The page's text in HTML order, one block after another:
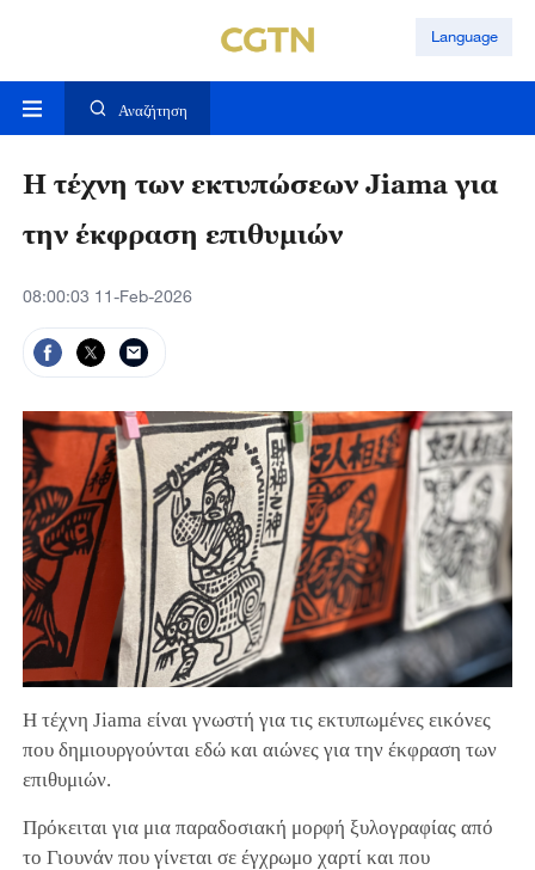
Language
Αναζήτηση
Η τέχνη των εκτυπώσεων Jiama για
την έκφραση επιθυμιών
08:00:03 11-Feb-2026
Η τέχνη Jiama είναι γνωστή για τις εκτυπωμένες εικόνες
που δημιουργούνται εδώ και αιώνες για την έκφραση των
επιθυμιών.
Πρόκειται για μια παραδοσιακή μορφή ξυλογραφίας από
το Γιουνάν που γίνεται σε έγχρωμο χαρτί και που